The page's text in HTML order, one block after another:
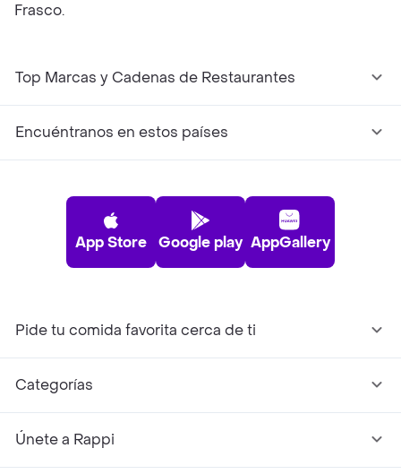
Frasco.
Top Marcas y Cadenas de Restaurantes
Encuéntranos en estos países
App Store Google play AppGallery
Pide tu comida favorita cerca de ti
Categorías
Únete a Rappi